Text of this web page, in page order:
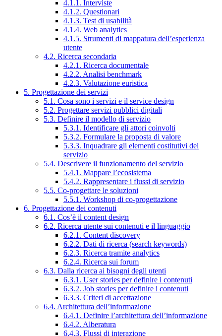
4.1.1. Interviste
4.1.2. Questionari
4.1.3. Test di usabilità
4.1.4. Web analytics
4.1.5. Strumenti di mappatura dell’esperienza
utente
4.2. Ricerca secondaria
4.2.1. Ricerca documentale
4.2.2. Analisi benchmark
4.2.3. Valutazione euristica
5. Progettazione dei servizi
5.1. Cosa sono i servizi e il service design
5.2. Progettare servizi pubblici digitali
5.3. Definire il modello di servizio
5.3.1. Identificare gli attori coinvolti
5.3.2. Formulare la proposta di valore
5.3.3. Inquadrare gli elementi costitutivi del
servizio
5.4. Descrivere il funzionamento del servizio
5.4.1. Mappare l’ecosistema
5.4.2. Rappresentare i flussi di servizio
5.5. Co-progettare le soluzioni
5.5.1. Workshop di co-progettazione
6. Progettazione dei contenuti
6.1. Cos’è il content design
6.2. Ricerca utente sui contenuti e il linguaggio
6.2.1. Content discovery
6.2.2. Dati di ricerca (search keywords)
6.2.3. Ricerca tramite analytics
6.2.4. Ricerca sui forum
6.3. Dalla ricerca ai bisogni degli utenti
6.3.1. User stories per definire i contenuti
6.3.2. Job stories per definire i contenuti
6.3.3. Criteri di accettazione
6.4. Architettura dell’informazione
6.4.1. Definire l’architettura dell’informazione
6.4.2. Alberatura
6.4.3. Flussi di interazione